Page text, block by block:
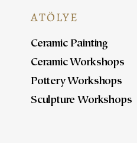
ATÖLYE
Ceramic Painting
Ceramic Workshops
Pottery Workshops
Sculpture Workshops